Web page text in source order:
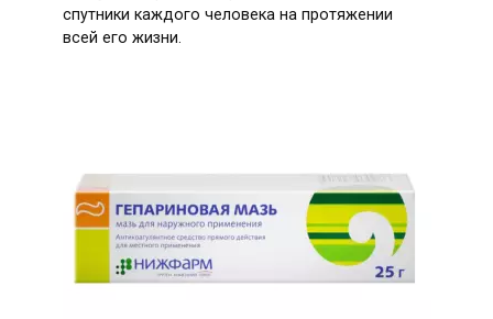
спутники каждого человека на протяжении
всей его жизни.